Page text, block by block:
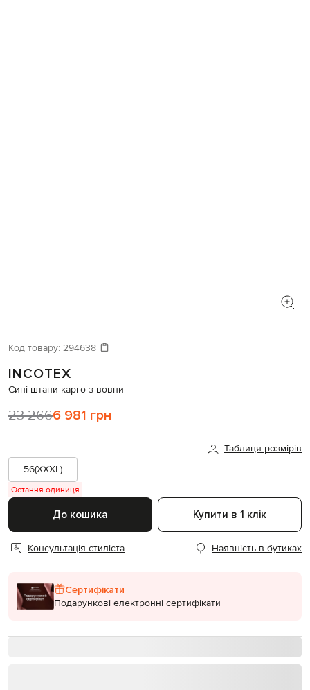
Код товару: 294638
INCOTEX
Сині штани карго з вовни
23 2666 981 грн
Таблиця розмірів
56(XXXL)
Остання одиниця
До кошика Купити в 1 клік
Консультація стиліста Наявність в бутиках
Сертифікати
Подарункові електронні сертифікати